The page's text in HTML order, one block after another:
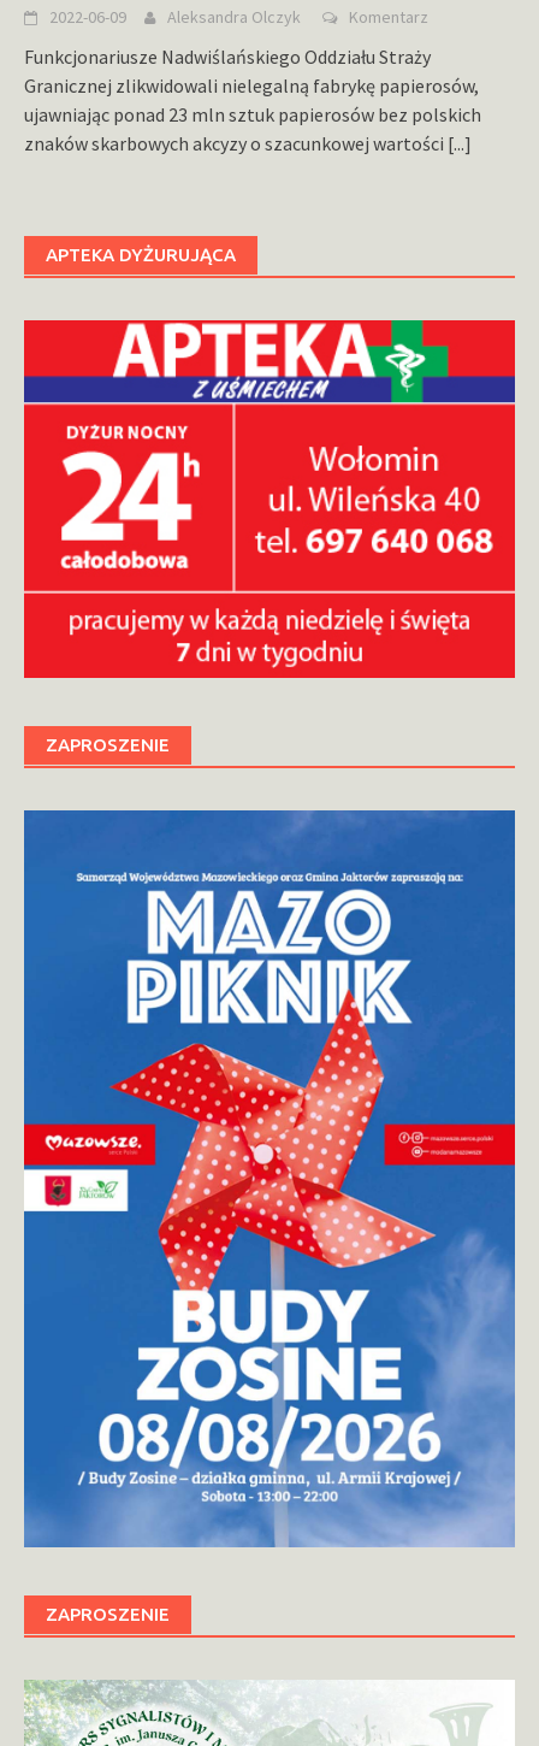
2022-06-09 Aleksandra Olczyk Komentarz
Funkcjonariusze Nadwiślańskiego Oddziału Straży
Granicznej zlikwidowali nielegalną fabrykę papierosów,
ujawniając ponad 23 mln sztuk papierosów bez polskich
znaków skarbowych akcyzy o szacunkowej wartości [...]
APTEKA DYŻURUJĄCA
ZAPROSZENIE
ZAPROSZENIE